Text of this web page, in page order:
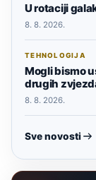
U rotaciji
8. 8. 2026.
TEHNOLOGIJA
Mogli bismo
drugih
8. 8. 2026.
Sve novosti